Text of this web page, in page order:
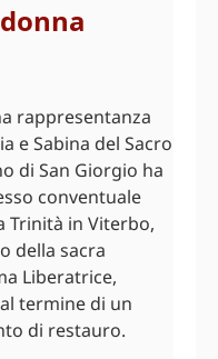
rappresentanza
e Sabina del Sacro
di San Giorgio ha
conventuale
Trinità in Viterbo,
della sacra
Liberatrice,
termine di un
di restauro.